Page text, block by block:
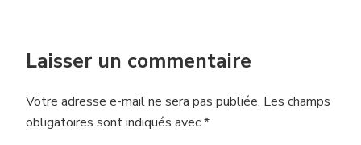
Laisser un commentaire
Votre adresse e-mail ne sera pas publiée. Les champs
obligatoires sont indiqués avec*